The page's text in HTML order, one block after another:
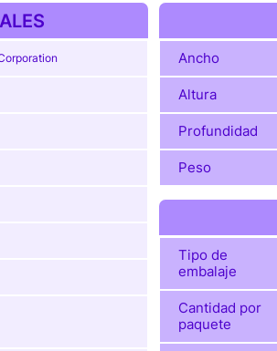
Ancho
Altura
Profundidad
Peso
Tipo de
embalaje
Cantidad por
paquete